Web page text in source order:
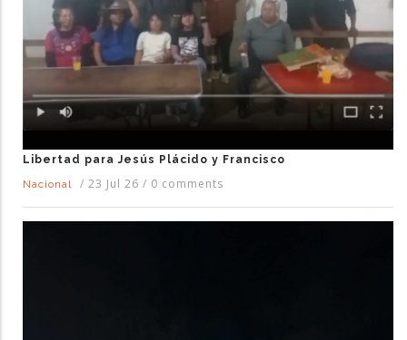
Libertad para Jesús Plácido y Francisco
Nacional
/ 23 Jul 26 / 0 comments